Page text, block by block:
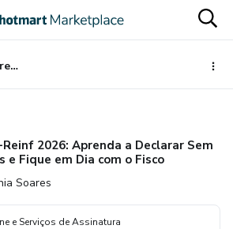
EFD-Reinf 2026: Aprenda a Declarar Sem Erros e Fique em Dia com o Fisco
Reinf 2026: Aprenda a Declarar Sem
e Fique em Dia com o Fisco
Soares
e Serviços de Assinatura